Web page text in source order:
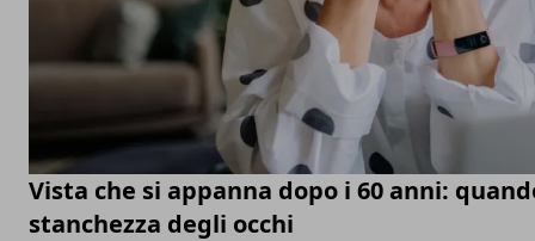
Vista che si appanna dopo i 60 anni:
stanchezza degli occhi